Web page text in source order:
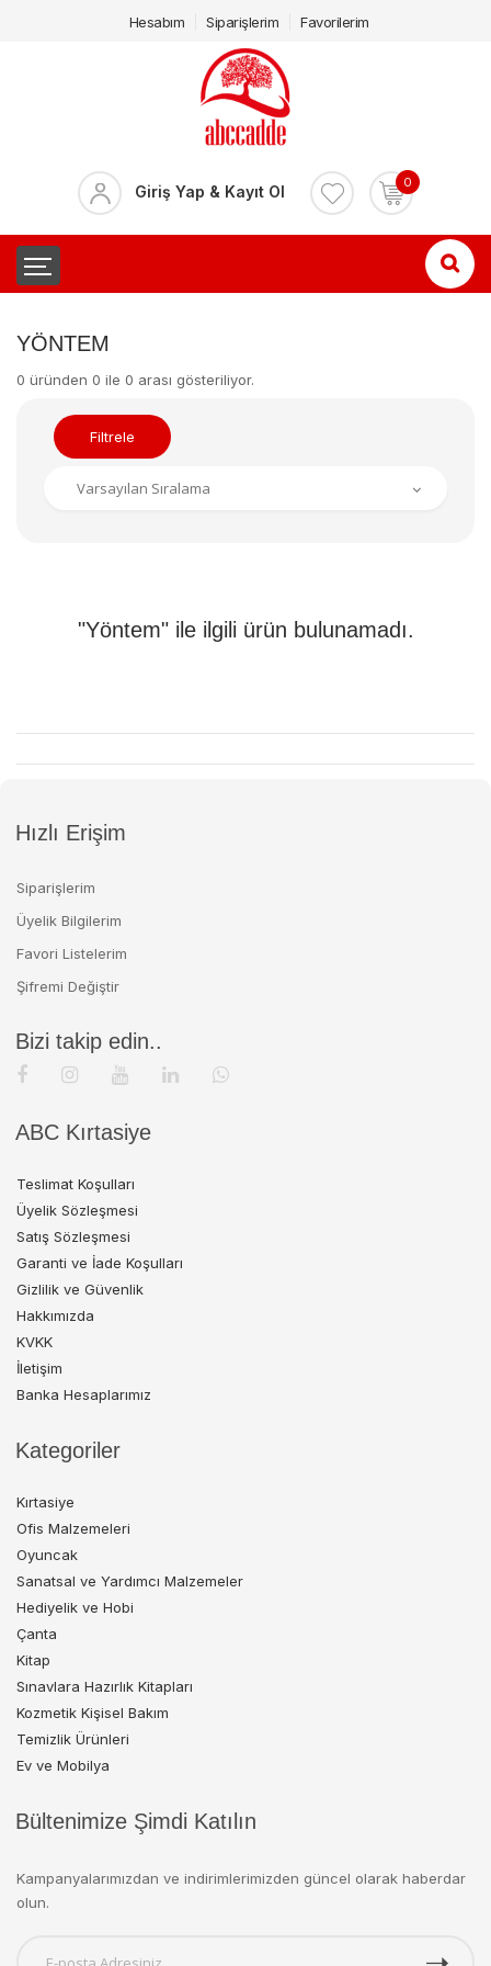
Hesabım Siparişlerim Favorilerim
Giriş Yap & Kayıt Ol 0
YÖNTEM
0 üründen 0 ile 0 arası gösteriliyor.
Filtrele
"Yöntem" ile ilgili ürün bulunamadı.
Hızlı Erişim
Siparişlerim
Üyelik Bilgilerim
Favori Listelerim
Şifremi Değiştir
Bizi takip edin..
ABC Kırtasiye
Teslimat Koşulları
Üyelik Sözleşmesi
Satış Sözleşmesi
Garanti ve İade Koşulları
Gizlilik ve Güvenlik
Hakkımızda
KVKK
İletişim
Banka Hesaplarımız
Kategoriler
Kırtasiye
Ofis Malzemeleri
Oyuncak
Sanatsal ve Yardımcı Malzemeler
Hediyelik ve Hobi
Çanta
Kitap
Sınavlara Hazırlık Kitapları
Kozmetik Kişisel Bakım
Temizlik Ürünleri
Ev ve Mobilya
Bültenimize Şimdi Katılın
Kampanyalarımızdan ve indirimlerimizden güncel olarak haberdar
olun.